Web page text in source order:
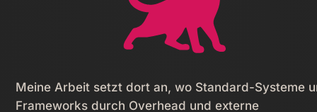
Meine Arbeit setzt dort an, wo Standard-Systeme
Frameworks durch Overhead und externe